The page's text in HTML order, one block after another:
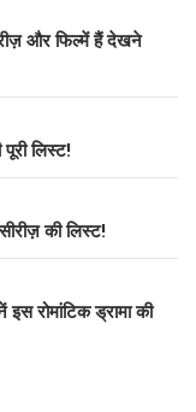
और फिल्में हैं देखने
लिस्ट!
की लिस्ट!
रोमांटिक ड्रामा की